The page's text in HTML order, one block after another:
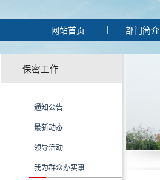
网站首页 部门简介
保密工作
通知公告
最新动态
领导活动
我为群众办实事